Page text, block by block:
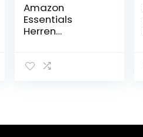
Amazon
Essentials
Herren
Schmale